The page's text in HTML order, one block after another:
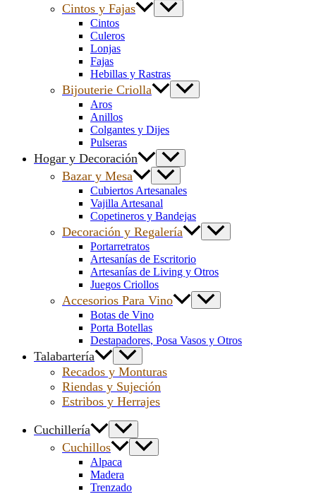
Cintos y Fajas
Cintos
Culeros
Lonjas
Fajas
Hebillas y Rastras
Bijouterie Criolla
Aros
Anillos
Colgantes y Dijes
Pulseras
Hogar y Decoración
Bazar y Mesa
Cubiertos Artesanales
Vajilla Artesanal
Copetineros y Bandejas
Decoración y Regalería
Portarretratos
Artesanías de Escritorio
Artesanías de Living y Otros
Juegos Criollos
Accesorios Para Vino
Botas de Vino
Porta Botellas
Destapadores, Posa Vasos y Otros
Talabartería
Recados y Monturas
Riendas y Sujeción
Estribos y Herrajes
Cuchillería
Cuchillos
Alpaca
Madera
Trenzado